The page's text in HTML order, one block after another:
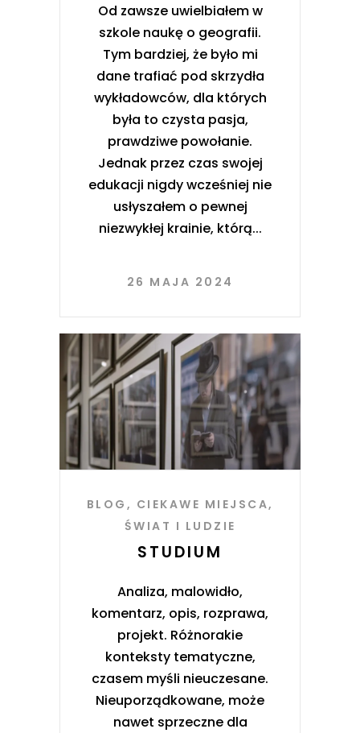
Od zawsze uwielbiałem w
szkole naukę o geografii.
Tym bardziej, że było mi
dane trafiać pod skrzydła
wykładowców, dla których
była to czysta pasja,
prawdziwe powołanie.
Jednak przez czas swojej
edukacji nigdy wcześniej nie
usłyszałem o pewnej
niezwykłej krainie, którą
26 MAJA 2024
BLOG , CIEKAWE MIEJSCA,
ŚWIAT I LUDZIE
STUDIUM
Analiza, malowidło,
komentarz, opis, rozprawa,
projekt. Różnorakie
konteksty tematyczne,
czasem myśli nieuczesane.
Nieuporządkowane, może
nawet sprzeczne dla